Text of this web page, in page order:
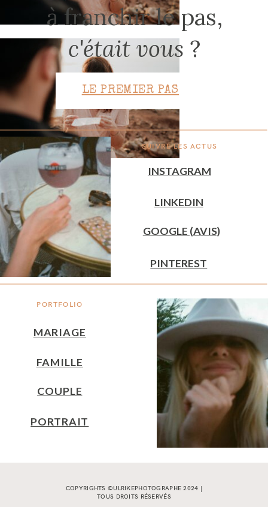
PORTFOLIO
SUIVRE LES ACTUS
à franchir le pas,
c'était vous ?
MARIAGE
INSTAGRAM
GOOGLE (AVIS)
FAMILLE
PINTEREST
COUPLE
LINKEDIN
PORTRAIT
LE PREMIER PAS
COPYRIGHTS ©ULRIKEPHOTOGRAPHE 2024 |
TOUS DROITS RÉSERVÉS
CONTACT